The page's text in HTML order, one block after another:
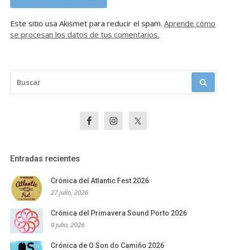
Este sitio usa Akismet para reducir el spam. Aprende cómo
se procesan los datos de tus comentarios.
Entradas recientes
Crónica del Atlantic Fest 2026
27 julio, 2026
Crónica del Primavera Sound Porto 2026
9 julio, 2026
Crónica de O Son do Camiño 2026